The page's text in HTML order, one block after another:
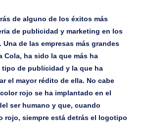
de alguno de los éxitos más
de publicidad y marketing en los
de las empresas más grandes
Cola, ha sido la que más ha
tipo de publicidad y la que ha
el mayor rédito de ella. No cabe
rojo se ha implantado en el
ser humano y que, cuando
rojo, siempre está detrás el logotipo